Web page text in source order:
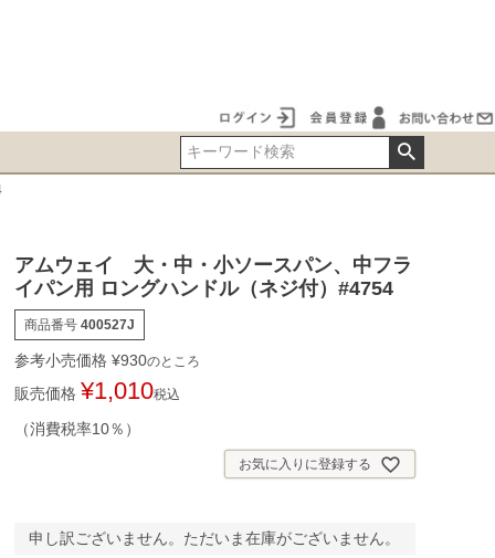
アムウェイ 大・中・小ソースパン、中フラ
イパン用 ロングハンドル（ネジ付）#4754
商品番号 400527J
参考小売価格 ¥930のところ
販売価格 ¥1,010税込
（消費税率10％）
お気に入りに登録する
申し訳ございません。ただいま在庫がございません。